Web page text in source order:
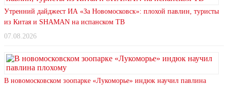
Утренний дайджест ИА «За Новомосковск»: плохой павлин, туристы
из Китая и SHAMAN на испанском ТВ
07.08.2026
В новомосковском зоопарке «Лукоморье» индюк научил павлина